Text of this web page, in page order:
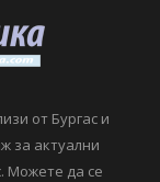
от Бургас и
за актуални
Можете да се